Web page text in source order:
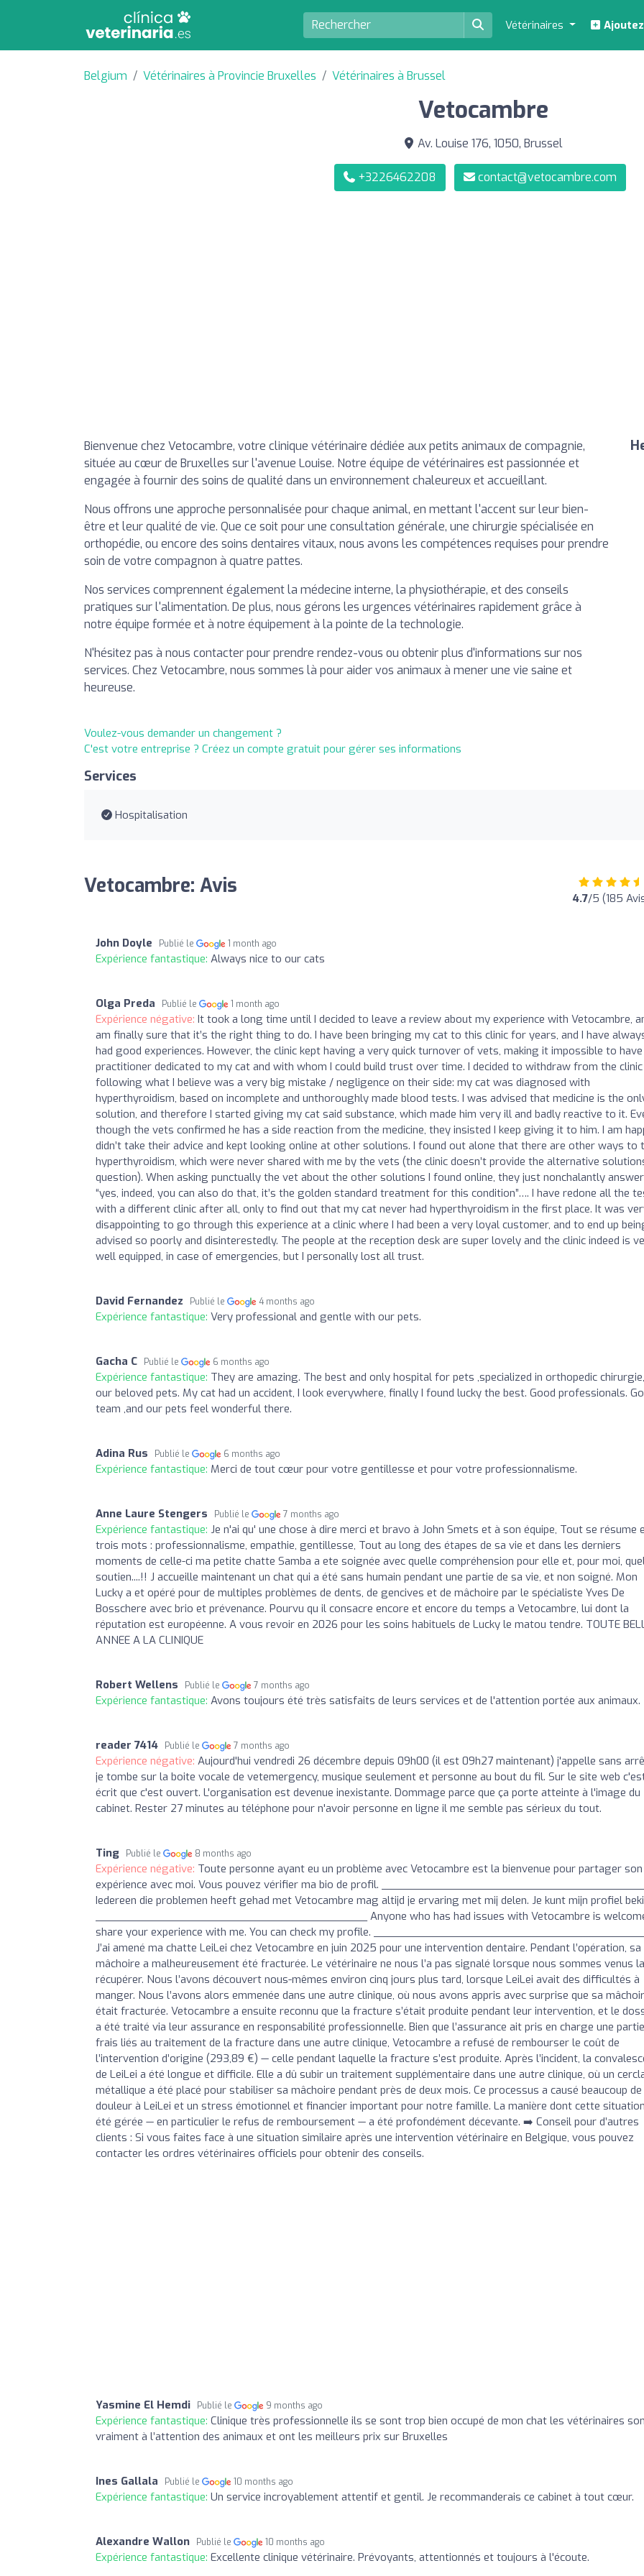
Vétérinaires
Belgium Vétérinaires à Provincie Bruxelles Vétérinaires à Brussel
Vetocambre
Av. Louise 176, 1050, Brussel
+3226462208 contact@vetocambre.com
Bienvenue chez Vetocambre, votre clinique vétérinaire dédiée aux petits animaux de compagnie,
située au cœur de Bruxelles sur l'avenue Louise. Notre équipe de vétérinaires est passionnée et
engagée à fournir des soins de qualité dans un environnement chaleureux et accueillant.
Nous offrons une approche personnalisée pour chaque animal, en mettant l'accent sur leur bien-
être et leur qualité de vie. Que ce soit pour une consultation générale, une chirurgie spécialisée en
orthopédie, ou encore des soins dentaires vitaux, nous avons les compétences requises pour prendre
soin de votre compagnon à quatre pattes.
Nos services comprennent également la médecine interne, la physiothérapie, et des conseils
pratiques sur l'alimentation. De plus, nous gérons les urgences vétérinaires rapidement grâce à
notre équipe formée et à notre équipement à la pointe de la technologie.
N'hésitez pas à nous contacter pour prendre rendez-vous ou obtenir plus d'informations sur nos
services. Chez Vetocambre, nous sommes là pour aider vos animaux à mener une vie saine et
heureuse.
Voulez-vous demander un changement ?
C'est votre entreprise ? Créez un compte gratuit pour gérer ses informations
Services
Hospitalisation
Vetocambre: Avis 4.7/5 (185
John Doyle Publié le 1 month ago
Expérience fantastique: Always nice to our cats
Olga Preda Publié le 1 month ago
Expérience négative: It took a long time until I decided to leave a review about my experience with Vetocambre,
am finally sure that it’s the right thing to do. I have been bringing my cat to this clinic for years, and I have
had good experiences. However, the clinic kept having a very quick turnover of vets, making it impossible to
practitioner dedicated to my cat and with whom I could build trust over time. I decided to withdraw from the clinic
following what I believe was a very big mistake / negligence on their side: my cat was diagnosed with
hyperthyroidism, based on incomplete and unthoroughly made blood tests. I was advised that medicine is the
solution, and therefore I started giving my cat said substance, which made him very ill and badly reactive to it.
though the vets confirmed he has a side reaction from the medicine, they insisted I keep giving it to him. I am
didn’t take their advice and kept looking online at other solutions. I found out alone that there are other ways to
hyperthyroidism, which were never shared with me by the vets (the clinic doesn’t provide the alternative
question). When asking punctually the vet about the other solutions I found online, they just nonchalantly
“yes, indeed, you can also do that, it’s the golden standard treatment for this condition”…. I have redone all the
with a different clinic after all, only to find out that my cat never had hyperthyroidism in the first place. It was
disappointing to go through this experience at a clinic where I had been a very loyal customer, and to end up
advised so poorly and disinterestedly. The people at the reception desk are super lovely and the clinic indeed is
well equipped, in case of emergencies, but I personally lost all trust.
David Fernandez Publié le 4 months ago
Expérience fantastique: Very professional and gentle with our pets.
Gacha C Publié le 6 months ago
Expérience fantastique: They are amazing. The best and only hospital for pets ,specialized in orthopedic
our beloved pets. My cat had un accident, I look everywhere, finally I found lucky the best. Good professionals.
team ,and our pets feel wonderful there.
Adina Rus Publié le 6 months ago
Expérience fantastique: Merci de tout cœur pour votre gentillesse et pour votre professionnalisme.
Anne Laure Stengers Publié le 7 months ago
Expérience fantastique: Je n'ai qu' une chose à dire merci et bravo à John Smets et à son équipe, Tout se résume
trois mots : professionnalisme, empathie, gentillesse, Tout au long des étapes de sa vie et dans les derniers
moments de celle-ci ma petite chatte Samba a ete soignée avec quelle compréhension pour elle et, pour moi,
soutien....!! J accueille maintenant un chat qui a été sans humain pendant une partie de sa vie, et non soigné. Mon
Lucky a et opéré pour de multiples problèmes de dents, de gencives et de mâchoire par le spécialiste Yves De
Bosschere avec brio et prévenance. Pourvu qu il consacre encore et encore du temps a Vetocambre, lui dont la
réputation est européenne. A vous revoir en 2026 pour les soins habituels de Lucky le matou tendre. TOUTE
ANNEE A LA CLINIQUE
Robert Wellens Publié le 7 months ago
Expérience fantastique: Avons toujours été très satisfaits de leurs services et de l'attention portée aux animaux.
reader 7414 Publié le 7 months ago
Expérience négative: Aujourd'hui vendredi 26 décembre depuis 09h00 (il est 09h27 maintenant) j'appelle sans
je tombe sur la boite vocale de vetemergency, musique seulement et personne au bout du fil. Sur le site web
écrit que c'est ouvert. L'organisation est devenue inexistante. Dommage parce que ça porte atteinte à l'image du
cabinet. Rester 27 minutes au téléphone pour n'avoir personne en ligne il me semble pas sérieux du tout.
Ting Publié le 8 months ago
Expérience négative: Toute personne ayant eu un problème avec Vetocambre est la bienvenue pour partager son
expérience avec moi. Vous pouvez vérifier ma bio de profil.
Iedereen die problemen heeft gehad met Vetocambre mag altijd je ervaring met mij delen. Je kunt mijn profiel
__________________________________________ Anyone who has had issues with Vetocambre is
share your experience with me. You can check my profile.
J’ai amené ma chatte LeiLei chez Vetocambre en juin 2025 pour une intervention dentaire. Pendant l’opération, sa
mâchoire a malheureusement été fracturée. Le vétérinaire ne nous l’a pas signalé lorsque nous sommes venus la
récupérer. Nous l’avons découvert nous-mêmes environ cinq jours plus tard, lorsque LeiLei avait des difficultés à
manger. Nous l’avons alors emmenée dans une autre clinique, où nous avons appris avec surprise que sa
était fracturée. Vetocambre a ensuite reconnu que la fracture s’était produite pendant leur intervention, et le
a été traité via leur assurance en responsabilité professionnelle. Bien que l’assurance ait pris en charge une
frais liés au traitement de la fracture dans une autre clinique, Vetocambre a refusé de rembourser le coût de
l’intervention d’origine (293,89 €) — celle pendant laquelle la fracture s’est produite. Après l’incident, la
de LeiLei a été longue et difficile. Elle a dû subir un traitement supplémentaire dans une autre clinique, où un
métallique a été placé pour stabiliser sa mâchoire pendant près de deux mois. Ce processus a causé beaucoup de
douleur à LeiLei et un stress émotionnel et financier important pour notre famille. La manière dont cette
été gérée — en particulier le refus de remboursement — a été profondément décevante. ➡️ Conseil pour d’autres
clients : Si vous faites face à une situation similaire après une intervention vétérinaire en Belgique, vous pouvez
contacter les ordres vétérinaires officiels pour obtenir des conseils.
Yasmine El Hemdi Publié le 9 months ago
Expérience fantastique: Clinique très professionnelle ils se sont trop bien occupé de mon chat les vétérinaires
vraiment à l’attention des animaux et ont les meilleurs prix sur Bruxelles
Ines Gallala Publié le 10 months ago
Expérience fantastique: Un service incroyablement attentif et gentil. Je recommanderais ce cabinet à tout cœur.
Alexandre Wallon Publié le 10 months ago
Expérience fantastique: Excellente clinique vétérinaire. Prévoyants, attentionnés et toujours à l'écoute.